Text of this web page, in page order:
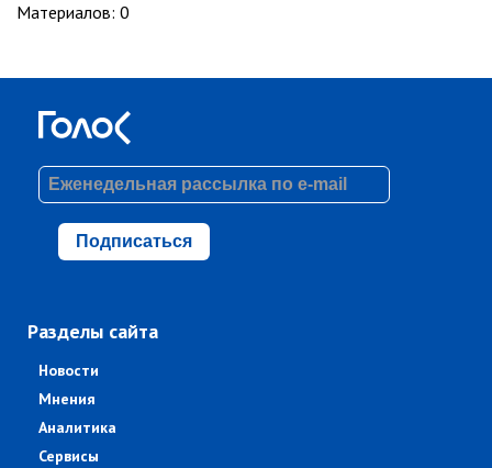
Материалов: 0
Подписаться
Разделы сайта
Новости
Мнения
Аналитика
Сервисы